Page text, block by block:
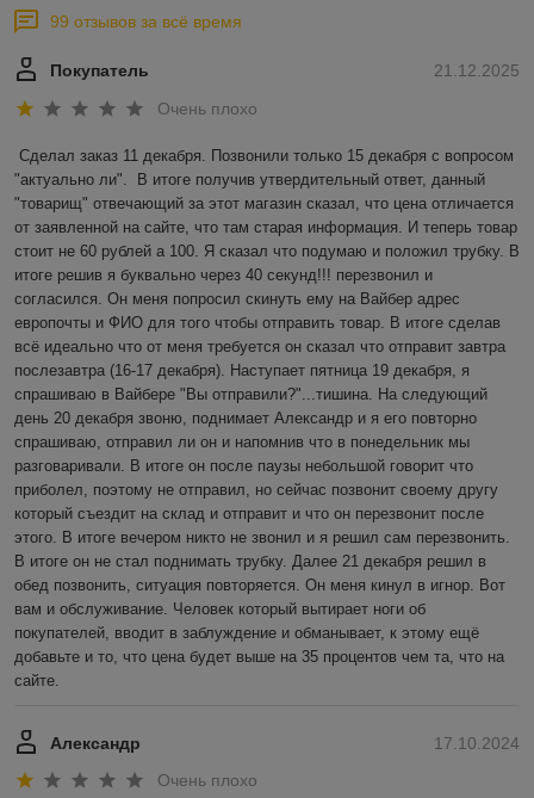
99 отзывов за всё время
21.12.2025
Покупатель
Очень плохо
Сделал заказ 11 декабря. Позвонили только 15 декабря с вопросом
"актуально ли".  В итоге получив утвердительный ответ, данный
"товарищ" отвечающий за этот магазин сказал, что цена отличается
от заявленной на сайте, что там старая информация. И теперь товар
стоит не 60 рублей а 100. Я сказал что подумаю и положил трубку. В
итоге решив я буквально через 40 секунд!!! перезвонил и
согласился. Он меня попросил скинуть ему на Вайбер адрес
европочты и ФИО для того чтобы отправить товар. В итоге сделав
всё идеально что от меня требуется он сказал что отправит завтра
послезавтра (16-17 декабря). Наступает пятница 19 декабря, я
спрашиваю в Вайбере "Вы отправили?"...тишина. На следующий
день 20 декабря звоню, поднимает Александр и я его повторно
спрашиваю, отправил ли он и напомнив что в понедельник мы
разговаривали. В итоге он после паузы небольшой говорит что
приболел, поэтому не отправил, но сейчас позвонит своему другу
который съездит на склад и отправит и что он перезвонит после
этого. В итоге вечером никто не звонил и я решил сам перезвонить.
В итоге он не стал поднимать трубку. Далее 21 декабря решил в
обед позвонить, ситуация повторяется. Он меня кинул в игнор. Вот
вам и обслуживание. Человек который вытирает ноги об
покупателей, вводит в заблуждение и обманывает, к этому ещё
добавьте и то, что цена будет выше на 35 процентов чем та, что на
сайте.
17.10.2024
Александр
Очень плохо